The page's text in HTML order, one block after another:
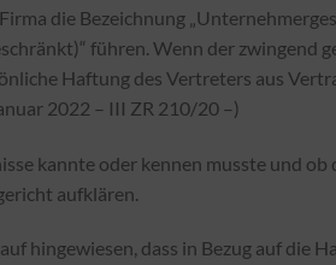
die Bezeichnung
führen. Wenn der zwingend
Haftung des Vertreters aus
2022 – III ZR 210/20 –)
kannte oder kennen musste und ob
aufklären.
hingewiesen, dass in Bezug auf die